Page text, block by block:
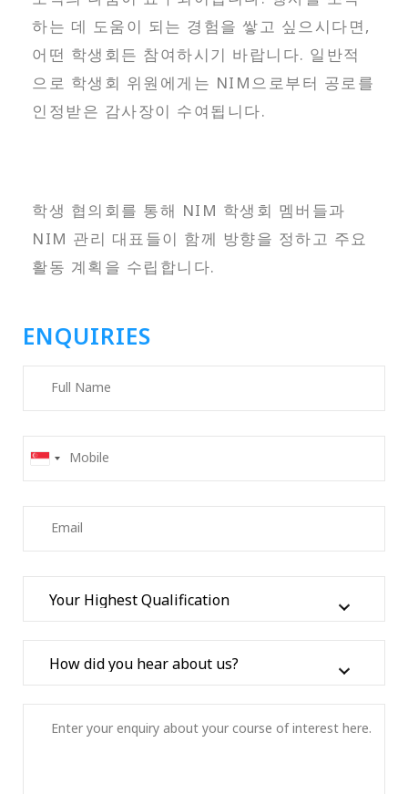
하는 데 도움이 되는 경험을 쌓고 싶으시다면,
어떤 학생회든 참여하시기 바랍니다. 일반적
으로 학생회 위원에게는 NIM으로부터 공로를
인정받은 감사장이 수여됩니다.
학생 협의회를 통해 NIM 학생회 멤버들과
NIM 관리 대표들이 함께 방향을 정하고 주요
활동 계획을 수립합니다.
ENQUIRIES